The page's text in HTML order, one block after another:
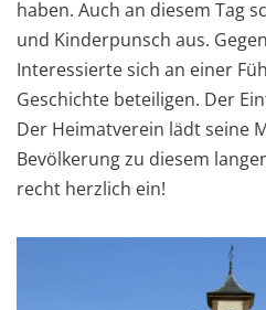
haben. Auch an diesem Tag
und Kinderpunsch aus.
Interessierte sich an einer
Geschichte beteiligen. Der
Der Heimatverein lädt seine
Bevölkerung zu diesem
recht herzlich ein!